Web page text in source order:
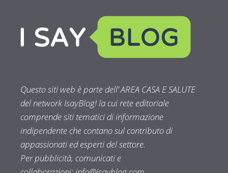
Questo siti web è parte dell’ AREA CASA E SALUTE
del network IsayBlog! la cui rete editoriale
comprende siti tematici di informazione
indipendente che contano sul contributo di
appassionati ed esperti del settore.
Per pubblicità, comunicati e